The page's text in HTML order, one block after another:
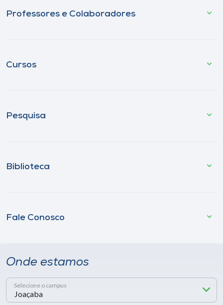
Professores e Colaboradores
Cursos
Pesquisa
Biblioteca
Fale Conosco
Onde estamos
Selecione o campus